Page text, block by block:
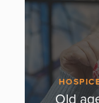
Old